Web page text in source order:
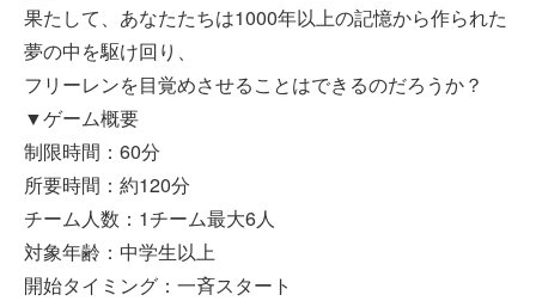
果たして、あなたたちは1000年以上の記憶から作られた
夢の中を駆け回り、
フリーレンを目覚めさせることはできるのだろうか？
▼ゲーム概要
制限時間：60分
所要時間：約120分
チーム人数：1チーム最大6人
対象年齢：中学生以上
開始タイミング：一斉スタート